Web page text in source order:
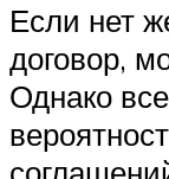
Если нет
договор,
Однако